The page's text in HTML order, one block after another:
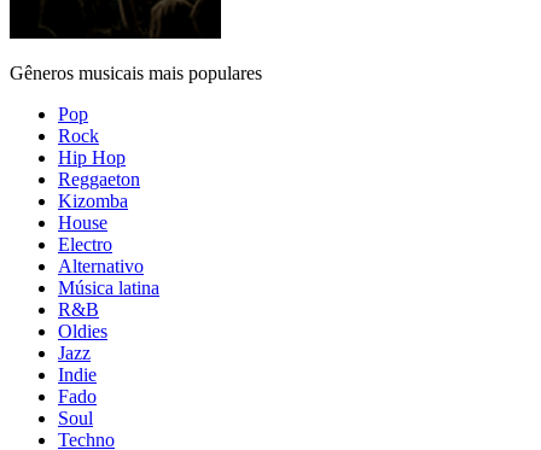
Gêneros musicais mais populares
Pop
Rock
Hip Hop
Reggaeton
Kizomba
House
Electro
Alternativo
Música latina
R&B
Oldies
Jazz
Indie
Fado
Soul
Techno